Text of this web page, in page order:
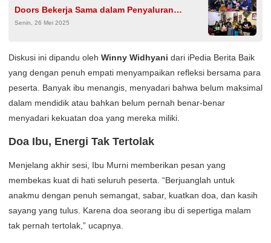
Doors Bekerja Sama dalam Penyaluran
Edukasi Gratis melalui Program Wisdom
Senin, 26 Mei 2025
Diskusi ini dipandu oleh Winny Widhyani dari iPedia Berita Baik
yang dengan penuh empati menyampaikan refleksi bersama para
peserta. Banyak ibu menangis, menyadari bahwa belum maksimal
dalam mendidik atau bahkan belum pernah benar-benar
menyadari kekuatan doa yang mereka miliki.
Doa Ibu, Energi Tak Tertolak
Menjelang akhir sesi, Ibu Murni memberikan pesan yang
membekas kuat di hati seluruh peserta. “Berjuanglah untuk
anakmu dengan penuh semangat, sabar, kuatkan doa, dan kasih
sayang yang tulus. Karena doa seorang ibu di sepertiga malam
tak pernah tertolak,” ucapnya.